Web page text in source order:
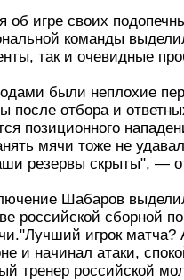
об игре своих
команды
так и очевидные
были неплохие
после отбора и
позиционного
мячи тоже не
резервы скрыты", —
Шабаров
российской сборной
игрок
и начинал атаки,
тренер российской